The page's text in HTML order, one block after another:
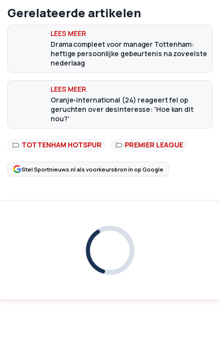
Gerelateerde artikelen
Drama compleet voor manager Tottenham:
heftige persoonlijke gebeurtenis na zoveelste
nederlaag
Oranje-international (24) reageert fel op
geruchten over desinteresse: 'Hoe kan dit
nou?'
TOTTENHAM HOTSPUR PREMIER LEAGUE
Stel Sportnieuws.nl als voorkeursbron in op Google